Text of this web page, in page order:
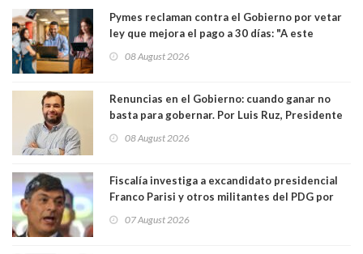
Pymes reclaman contra el Gobierno por vetar
ley que mejora el pago a 30 días: "A este
medianas empresas"
08 August 2026
Renuncias en el Gobierno: cuando ganar no
basta para gobernar. Por Luis Ruz, Presidente
08 August 2026
Fiscalía investiga a excandidato presidencial
Franco Parisi y otros militantes del PDG por
07 August 2026